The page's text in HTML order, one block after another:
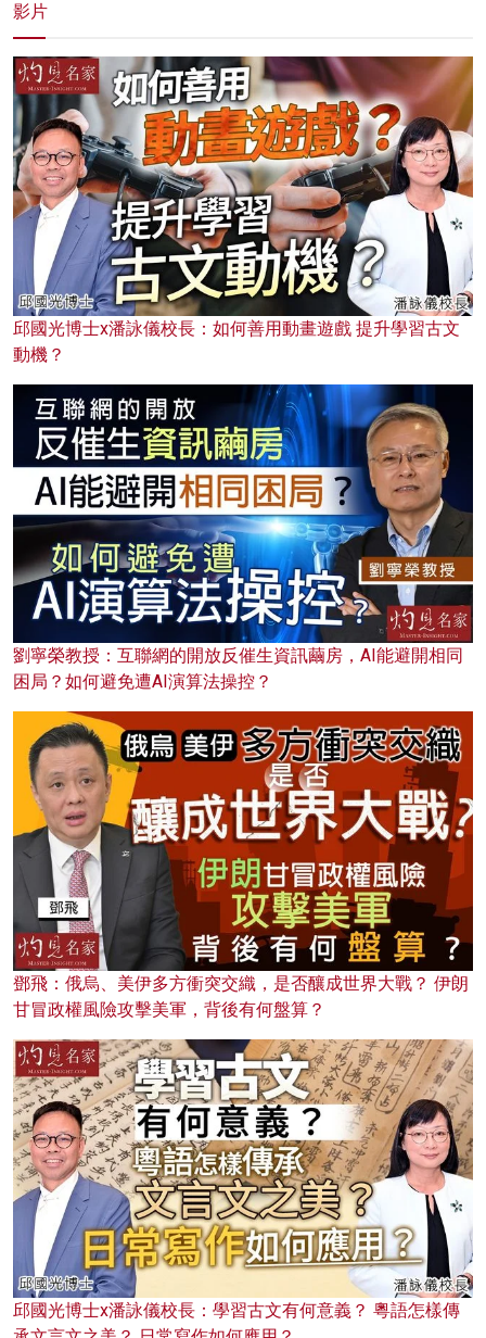
影片
邱國光博士x潘詠儀校長：如何善用動畫遊戲 提升學習古文
動機？
劉寧榮教授：互聯網的開放反催生資訊繭房，AI能避開相同
困局？如何避免遭AI演算法操控？
鄧飛：俄烏、美伊多方衝突交織，是否釀成世界大戰？ 伊朗
甘冒政權風險攻擊美軍，背後有何盤算？
邱國光博士x潘詠儀校長：學習古文有何意義？ 粵語怎樣傳